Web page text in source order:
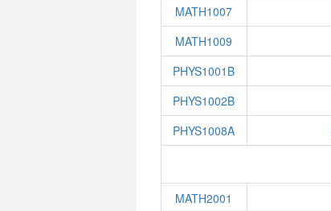
MATH1007
MATH1009
PHYS1001B
PHYS1002B
PHYS1008A
MATH2001